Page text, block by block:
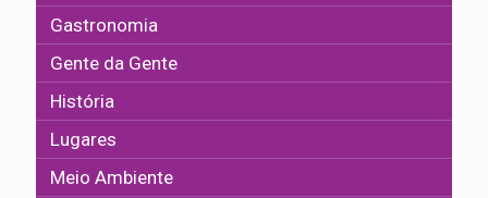
Gastronomia
Gente da Gente
História
Lugares
Meio Ambiente